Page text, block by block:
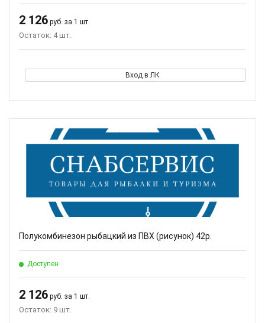
2 126 руб. за 1 шт.
Остаток: 4 шт.
Вход в ЛК
Полукомбинезон рыбацкий из ПВХ (рисунок) 42р.
Доступен
2 126 руб. за 1 шт.
Остаток: 9 шт.